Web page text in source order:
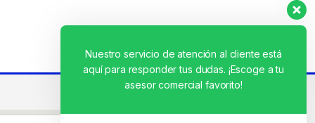
Nuestro servicio de atención al cliente está
aquí para responder tus dudas. ¡Escoge a tu
asesor comercial favorito!